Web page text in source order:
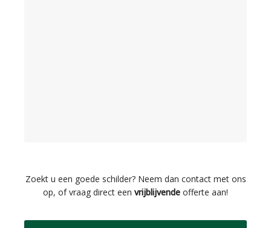
Zoekt u een goede schilder? Neem dan contact met ons
op, of vraag direct een vrijblijvende offerte aan!